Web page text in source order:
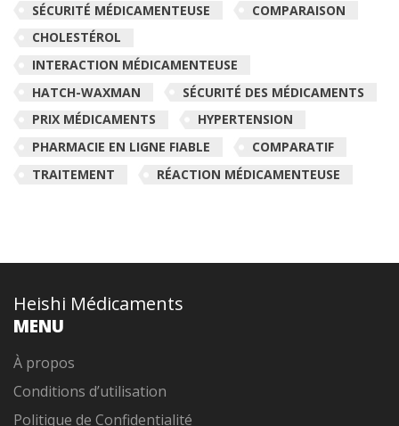
SÉCURITÉ MÉDICAMENTEUSE
COMPARAISON
CHOLESTÉROL
INTERACTION MÉDICAMENTEUSE
HATCH-WAXMAN
SÉCURITÉ DES MÉDICAMENTS
PRIX MÉDICAMENTS
HYPERTENSION
PHARMACIE EN LIGNE FIABLE
COMPARATIF
TRAITEMENT
RÉACTION MÉDICAMENTEUSE
Heishi Médicaments
MENU
À propos
Conditions d’utilisation
Politique de Confidentialité